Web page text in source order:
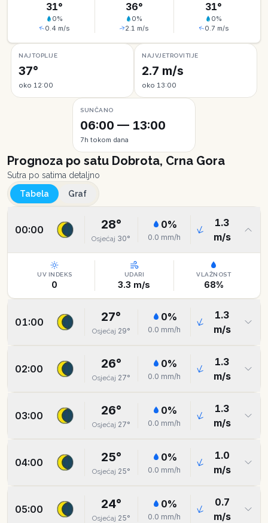
31°
0%
0.4 m/s
36°
0%
2.1 m/s
31°
0%
0.7 m/s
NAJTOPLIJE
37°
oko 12:00
NAJVJETROVITIJE
2.7 m/s
oko 13:00
SUNČANO
06:00 — 13:00
7h tokom dana
Prognoza po satu Dobrota, Crna Gora
Sutra po satima detaljno
Tabela
Graf
00:00 28°
Osjećaj 30°
0%
0.0 mm/h
1.3
m/s
UV INDEKS
0
UDARI
3.3 m/s
VLAŽNOST
68%
01:00 27°
Osjećaj 29°
0%
0.0 mm/h
1.3
m/s
02:00 26°
Osjećaj 27°
0%
0.0 mm/h
1.3
m/s
03:00 26°
Osjećaj 27°
0%
0.0 mm/h
1.3
m/s
04:00 25°
Osjećaj 25°
0%
0.0 mm/h
1.0
m/s
05:00 24°
Osjećaj 25°
0%
0.0 mm/h
0.7
m/s